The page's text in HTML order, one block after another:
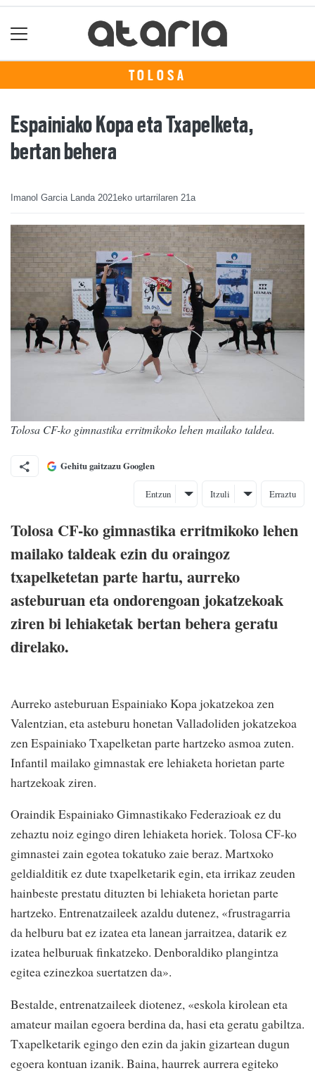
TOLOSA
Espainiako Kopa eta Txapelketa,
bertan behera
Imanol Garcia Landa 2021eko urtarrilaren 21a
Tolosa CF-ko gimnastika erritmikoko lehen mailako taldea.
Gehitu gaitzazu Googlen
Entzun Itzuli Erraztu
Tolosa CF-ko gimnastika erritmikoko lehen
mailako taldeak ezin du oraingoz
txapelketetan parte hartu, aurreko
asteburuan eta ondorengoan jokatzekoak
ziren bi lehiaketak bertan behera geratu
direlako.
Aurreko asteburuan Espainiako Kopa jokatzekoa zen
Valentzian, eta asteburu honetan Valladoliden jokatzekoa
zen Espainiako Txapelketan parte hartzeko asmoa zuten.
Infantil mailako gimnastak ere lehiaketa horietan parte
hartzekoak ziren.
Oraindik Espainiako Gimnastikako Federazioak ez du
zehaztu noiz egingo diren lehiaketa horiek. Tolosa CF-ko
gimnastei zain egotea tokatuko zaie beraz. Martxoko
geldialditik ez dute txapelketarik egin, eta irrikaz zeuden
hainbeste prestatu dituzten bi lehiaketa horietan parte
hartzeko. Entrenatzaileek azaldu dutenez, «frustragarria
da helburu bat ez izatea eta lanean jarraitzea, datarik ez
izatea helburuak finkatzeko. Denboraldiko plangintza
egitea ezinezkoa suertatzen da».
Bestalde, entrenatzaileek diotenez, «eskola kirolean eta
amateur mailan egoera berdina da, hasi eta geratu gabiltza.
Txapelketarik egingo den ezin da jakin gizartean dugun
egoera kontuan izanik. Baina, haurrek aurrera egiteko